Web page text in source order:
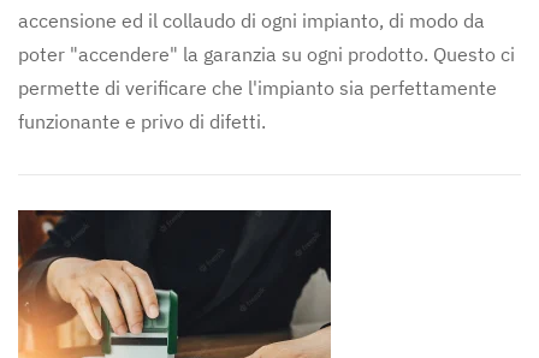
accensione ed il collaudo di ogni impianto, di modo da
poter "accendere" la garanzia su ogni prodotto. Questo ci
permette di verificare che l'impianto sia perfettamente
funzionante e privo di difetti.